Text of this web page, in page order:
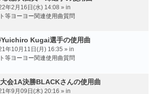
年2月16日(水) 14:08 » in
等ヨーヨー関連使用曲質問
Kugai選手の使用曲
年10月11日(月) 16:35 » in
等ヨーヨー関連使用曲質問
会1A決勝BLACKさんの使用曲
年9月09日(木) 20:16 » in